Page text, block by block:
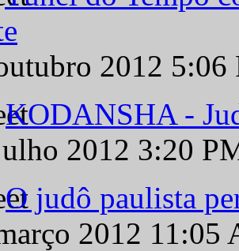
2012
KODANSHA -
2012 3:20
O judô paulista
2012